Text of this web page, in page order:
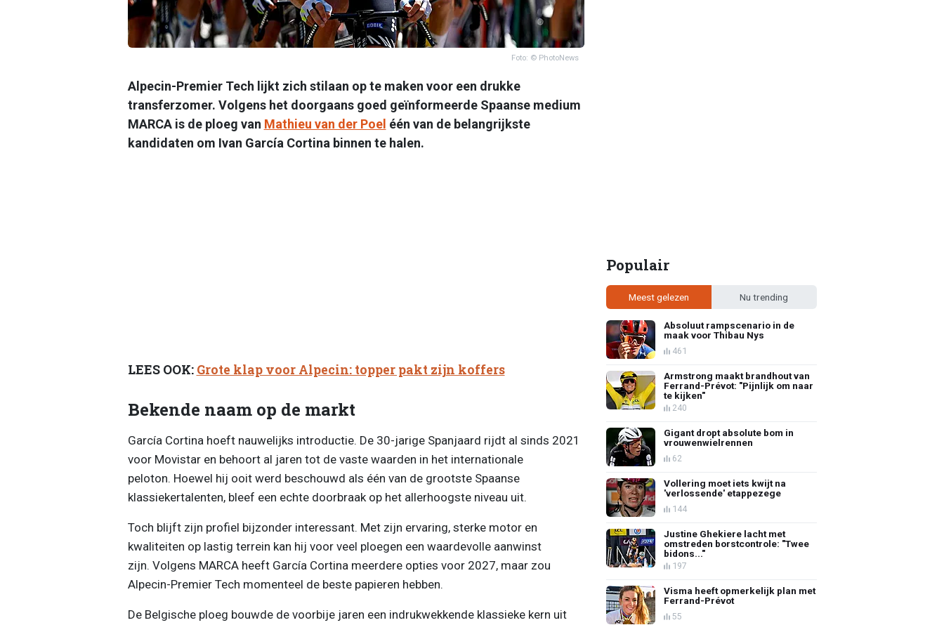
Foto: © PhotoNews
Alpecin-Premier Tech lijkt zich stilaan op te maken voor een drukke
transferzomer. Volgens het doorgaans goed geïnformeerde Spaanse medium
MARCA is de ploeg van Mathieu van der Poel één van de belangrijkste
kandidaten om Ivan García Cortina binnen te halen.
LEES OOK: Grote klap voor Alpecin: topper pakt zijn koffers
Bekende naam op de markt
García Cortina hoeft nauwelijks introductie. De 30-jarige Spanjaard rijdt al sinds 2021
voor Movistar en behoort al jaren tot de vaste waarden in het internationale
peloton. Hoewel hij ooit werd beschouwd als één van de grootste Spaanse
klassiekertalenten, bleef een echte doorbraak op het allerhoogste niveau uit.
Toch blijft zijn profiel bijzonder interessant. Met zijn ervaring, sterke motor en
kwaliteiten op lastig terrein kan hij voor veel ploegen een waardevolle aanwinst
zijn. Volgens MARCA heeft García Cortina meerdere opties voor 2027, maar zou
Alpecin-Premier Tech momenteel de beste papieren hebben.
De Belgische ploeg bouwde de voorbije jaren een indrukwekkende klassieke kern uit
Populair
Meest gelezen Nu trending
Absoluut rampscenario in de
maak voor Thibau Nys
461
Armstrong maakt brandhout van
Ferrand-Prévot: "Pijnlijk om naar
te kijken"
240
Gigant dropt absolute bom in
vrouwenwielrennen
62
Vollering moet iets kwijt na
'verlossende' etappezege
144
Justine Ghekiere lacht met
omstreden borstcontrole: "Twee
bidons..."
197
Visma heeft opmerkelijk plan met
Ferrand-Prévot
55